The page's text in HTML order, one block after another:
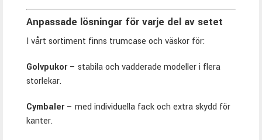
Anpassade lösningar för varje del av setet
I vårt sortiment finns trumcase och väskor för:
Golvpukor– stabila och vadderade modeller i flera
storlekar.
Cymbaler– med individuella fack och extra skydd för
kanter.